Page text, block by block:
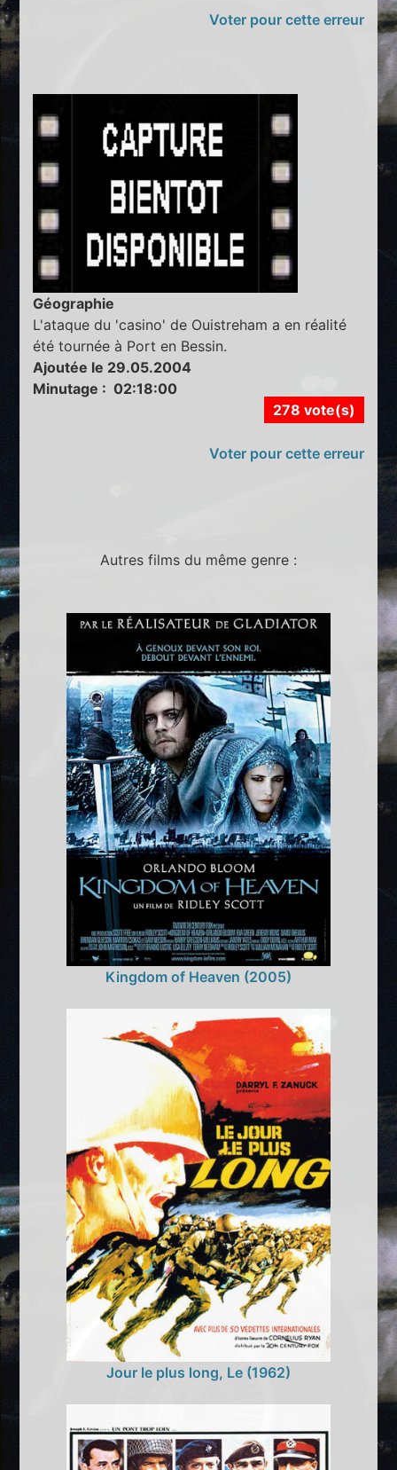
Voter pour cette erreur
Géographie
L'ataque du 'casino' de Ouistreham a en réalité
été tournée à Port en Bessin.
Ajoutée le 29.05.2004
Minutage : 02:18:00
278 vote(s)
Voter pour cette erreur
Autres films du même genre :
Kingdom of Heaven (2005)
Jour le plus long, Le (1962)